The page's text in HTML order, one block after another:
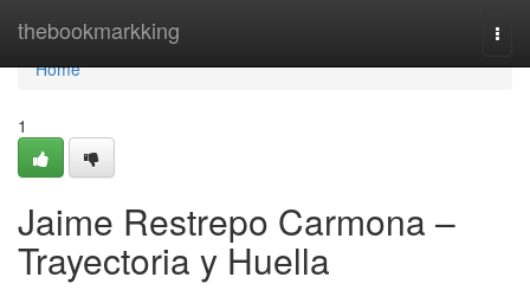
thebookmarkking
Home
Home
1
Jaime Restrepo Carmona –
Trayectoria y Huella